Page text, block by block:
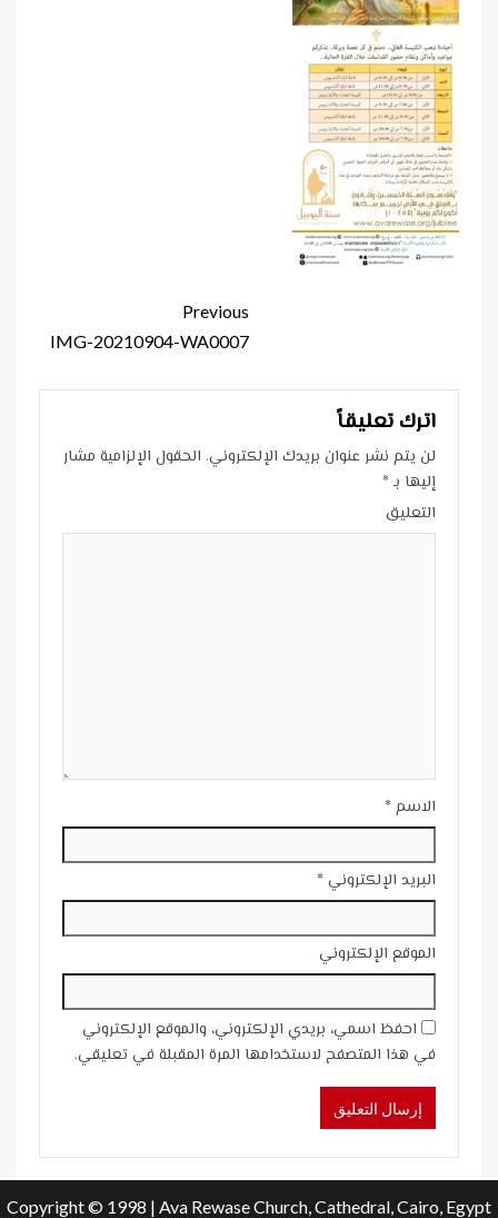
Previous
IMG-20210904-WA0007
اترك تعليقاً
لن يتم نشر عنوان بريدك الإلكتروني. الحقول الإلزامية مشار
إليها بـ*
التعليق
الاسم *
البريد الإلكتروني *
الموقع الإلكتروني
احفظ اسمي، بريدي الإلكتروني، والموقع الإلكتروني
في هذا المتصفح لاستخدامها المرة المقبلة في تعليقي.
Copyright © 1998 | Ava Rewase Church, Cathedral, Cairo, Egypt